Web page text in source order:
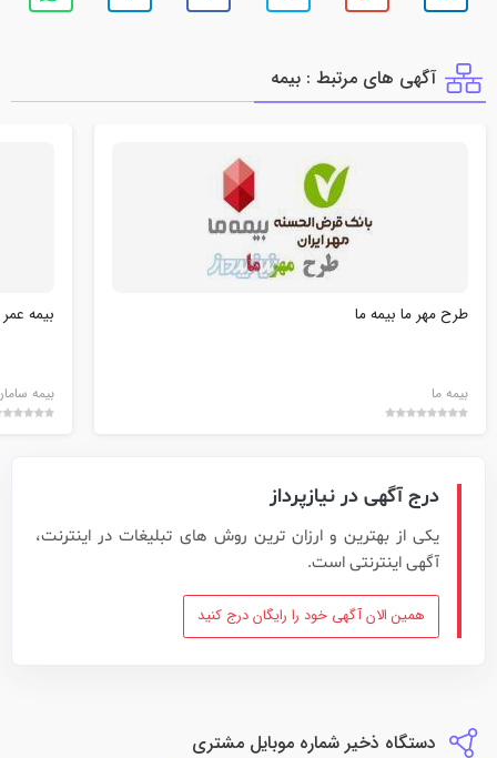
آگهی های مرتبط : بيمه
طرح مهر ما بیمه ما
بیمه ما
بیمه
بیمه
درج آگهی در نیازپرداز
یکی از بهترین و ارزان ترین روش های تبلیغات در اینترنت،
آگهی اینترنتی است.
همین الان آگهی خود را رایگان درج کنید
دستگاه ذخیر شماره موبایل مشتری